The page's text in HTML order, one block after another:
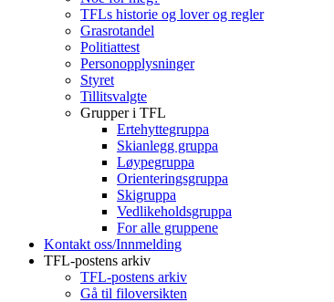
TFLs historie og lover og regler
Grasrotandel
Politiattest
Personopplysninger
Styret
Tillitsvalgte
Grupper i TFL
Ertehyttegruppa
Skianlegg gruppa
Løypegruppa
Orienteringsgruppa
Skigruppa
Vedlikeholdsgruppa
For alle gruppene
Kontakt oss/Innmelding
TFL-postens arkiv
TFL-postens arkiv
Gå til filoversikten